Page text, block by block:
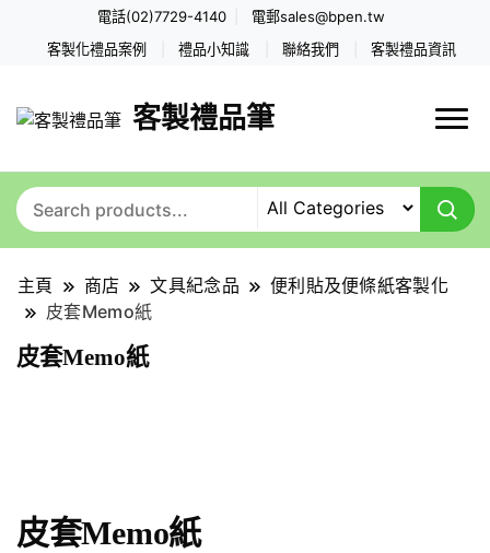
電話(02)7729-4140 電郵sales@bpen.tw
客製化禮品案例 禮品小知識 聯絡我們 客製禮品資訊
客製禮品筆
主頁 商店 文具紀念品
便利貼及便條紙客製化
皮套Memo紙
皮套Memo紙
皮套Memo紙